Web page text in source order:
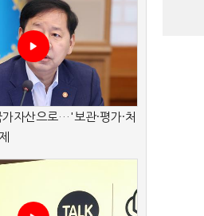
자산으로…'보관·평가·처